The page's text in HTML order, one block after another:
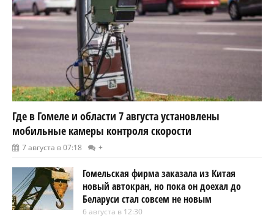
Где в Гомеле и области 7 августа установлены
мобильные камеры контроля скорости
7 августа в 07:18 +
Гомельская фирма заказала из Китая
новый автокран, но пока он доехал до
Беларуси стал совсем не новым
6 августа в 12:30